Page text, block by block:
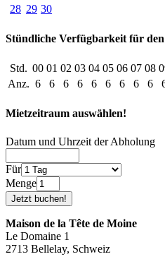
28 29 30
Stündliche Verfügbarkeit für den
Std. 00 01 02 03 04 05 06 07 08
Anz. 6 6 6 6 6 6 6 6 6
Mietzeitraum auswählen!
Datum und Uhrzeit der Abholung
Für
Menge
Maison de la Tête de Moine
Le Domaine 1
2713 Bellelay, Schweiz